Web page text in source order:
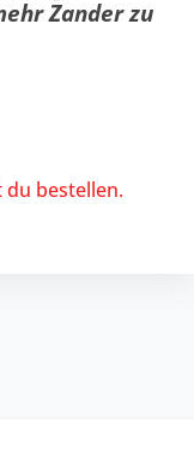
Zander zu
bestellen.